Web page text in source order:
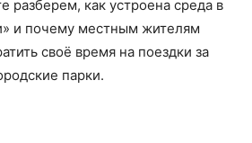
разберем, как устроена среда в
и почему местным жителям
своё время на поездки за
парки.